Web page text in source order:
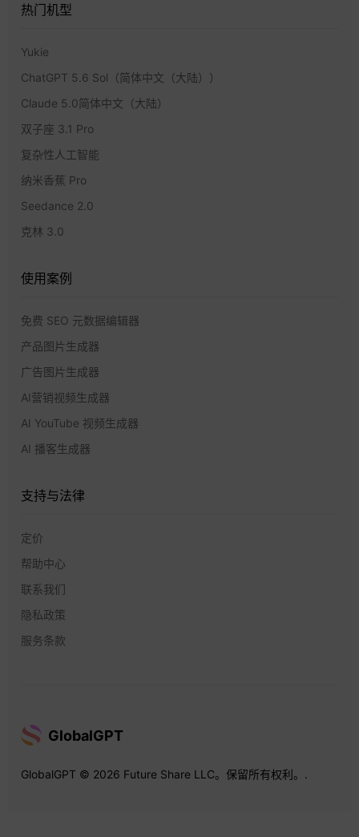
热门机型
Yukie
ChatGPT 5.6 Sol（简体中文（大陆））
Claude 5.0简体中文（大陆）
双子座 3.1 Pro
复杂性人工智能
纳米香蕉 Pro
Seedance 2.0
克林 3.0
使用案例
免费 SEO 元数据编辑器
产品图片生成器
广告图片生成器
AI营销视频生成器
AI YouTube 视频生成器
AI 播客生成器
支持与法律
定价
帮助中心
联系我们
隐私政策
服务条款
GlobalGPT
GlobalGPT © 2026 Future Share LLC。保留所有权利。.